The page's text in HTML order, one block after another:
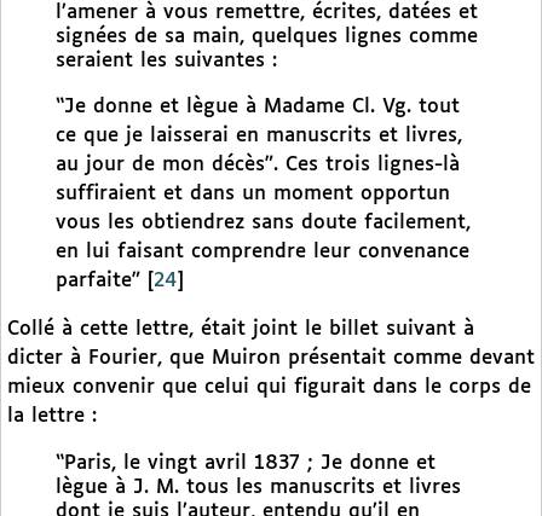
l’amener à vous remettre, écrites, datées et
signées de sa main, quelques lignes comme
seraient les suivantes :
“Je donne et lègue à Madame Cl. Vg. tout
ce que je laisserai en manuscrits et livres,
au jour de mon décès”. Ces trois lignes-là
suffiraient et dans un moment opportun
vous les obtiendrez sans doute facilement,
en lui faisant comprendre leur convenance
parfaite”
24
Collé à cette lettre, était joint le billet suivant à
dicter à Fourier, que Muiron présentait comme devant
mieux convenir que celui qui figurait dans le corps de
la lettre :
“Paris, le vingt avril 1837 ; Je donne et
lègue à J. M. tous les manuscrits et livres
dont je suis l’auteur, entendu qu’il en